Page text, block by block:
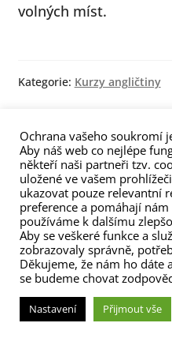
volných míst.
Kategorie: Kurzy angličtiny
Navigace
pro
příspěvek
Předchozí
příspěvek:
Týden otevřených
3.12. – 7.12.
(C) Zita Nováková 2023
Ochrana vašeho soukromí
Aby náš web co nejlépe
někteří naši partneři tzv.
uložené ve vašem
ukazovat pouze relevantní
preference a pomáhají
používáme k dalšímu
Aby se veškeré funkce a
zobrazovaly správně,
Děkujeme, že nám ho dáte
se budeme chovat
Nastavení Přijmout vše